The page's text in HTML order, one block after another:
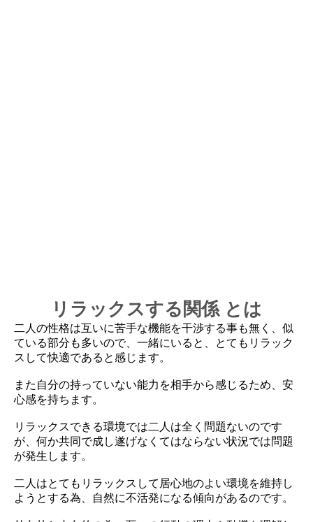
リラックスする関係 とは
二人の性格は互いに苦手な機能を干渉する事も無く、似
ている部分も多いので、一緒にいると、とてもリラック
スして快適であると感じます。
また自分の持っていない能力を相手から感じるため、安
心感を持ちます。
リラックスできる環境では二人は全く問題ないのです
が、何か共同で成し遂げなくてはならない状況では問題
が発生します。
二人はとてもリラックスして居心地のよい環境を維持し
ようとする為、自然に不活発になる傾向があるのです。